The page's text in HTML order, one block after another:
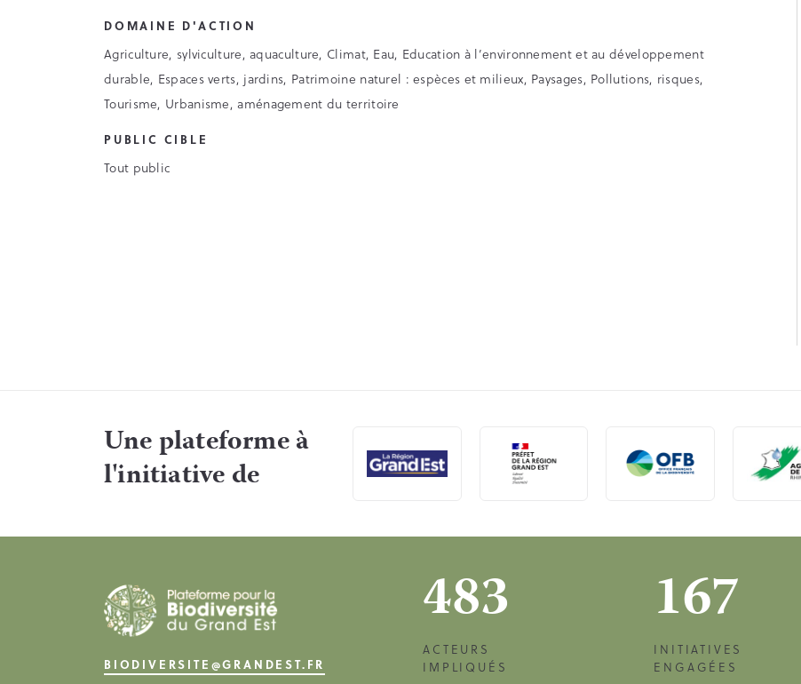
DOMAINE D'ACTION
Agriculture, sylviculture, aquaculture, Climat, Eau, Education à l’environnement et au développement
durable, Espaces verts, jardins, Patrimoine naturel : espèces et milieux, Paysages, Pollutions, risques,
Tourisme, Urbanisme, aménagement du territoire
PUBLIC CIBLE
Tout public
Une plateforme à
l'initiative de
BIODIVERSITE@GRANDEST.FR
483
ACTEURS
IMPLIQUÉS
167
INITIATIVES
ENGAGÉES